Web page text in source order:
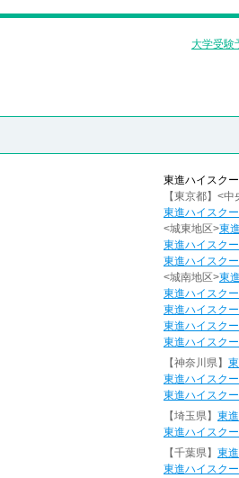
大学受験
東進ハイスク
【東京都】<
東進ハイスク
<城東地区>東
東進ハイスク
東進ハイスク
<城南地区>東
東進ハイスク
東進ハイスク
東進ハイスク
東進ハイスク
【神奈川県】
東進ハイスク
東進ハイスク
【埼玉県】 東
東進ハイスク
【千葉県】 東
東進ハイスク